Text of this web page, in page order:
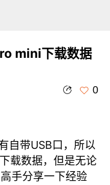
mini下载数据
0
自带USB口，所以
载数据，但是无论
手分享一下经验